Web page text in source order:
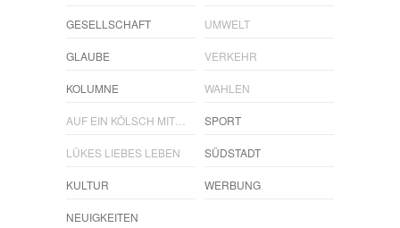
GESELLSCHAFT
GLAUBE
KOLUMNE
AUF EIN KÖLSCH MIT…
LÜKES LIEBES LEBEN
KULTUR
NEUIGKEITEN
UMWELT
VERKEHR
WAHLEN
SPORT
SÜDSTADT
WERBUNG